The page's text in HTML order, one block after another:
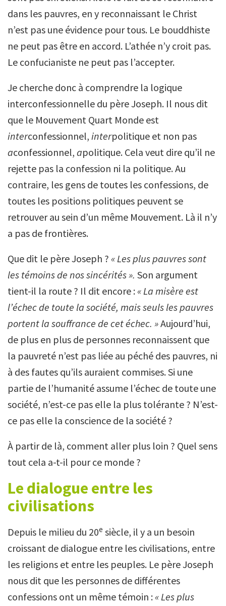
dans les pauvres, en y reconnaissant le Christ
n’est pas une évidence pour tous. Le bouddhiste
ne peut pas être en accord. L’athée n’y croit pas.
Le confucianiste ne peut pas l’accepter.
Je cherche donc à comprendre la logique
interconfessionnelle du père Joseph. Il nous dit
que le Mouvement Quart Monde est
interconfessionnel, interpolitique et non pas
aconfessionnel, apolitique. Cela veut dire qu’il ne
rejette pas la confession ni la politique. Au
contraire, les gens de toutes les confessions, de
toutes les positions politiques peuvent se
retrouver au sein d’un même Mouvement. Là il n’y
a pas de frontières.
Que dit le père Joseph ? « Les plus pauvres sont
les témoins de nos sincérités ». Son argument
tient-il la route ? Il dit encore : « La misère est
l’échec de toute la société, mais seuls les pauvres
portent la souffrance de cet échec. »Aujourd’hui,
de plus en plus de personnes reconnaissent que
la pauvreté n’est pas liée au péché des pauvres, ni
à des fautes qu’ils auraient commises. Si une
partie de l’humanité assume l’échec de toute une
société, n’est-ce pas elle la plus tolérante ? N’est-
ce pas elle la conscience de la société ?
À partir de là, comment aller plus loin ? Quel sens
tout cela a-t-il pour ce monde ?
Le dialogue entre les
civilisations
Depuis le milieu du 20e siècle, il y a un besoin
croissant de dialogue entre les civilisations, entre
les religions et entre les peuples. Le père Joseph
nous dit que les personnes de différentes
confessions ont un même témoin : « Les plus